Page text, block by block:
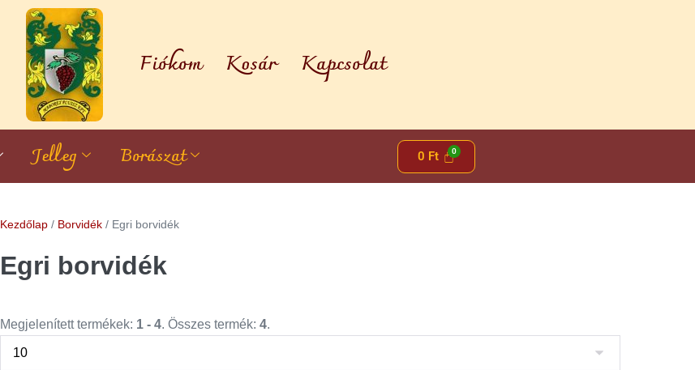
Fiókom Kosár Kapcsolat
Jelleg Borászat 0 Ft
Kezdőlap/ Borvidék/ Egri borvidék
Egri borvidék
Megjelenített termékek: 1 - 4. Összes termék: 4.